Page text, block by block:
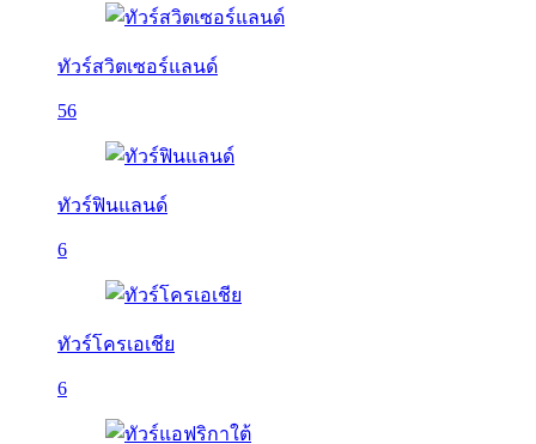
ทัวร์สวิตเซอร์แลนด์
56
ทัวร์ฟินแลนด์
6
ทัวร์โครเอเชีย
6